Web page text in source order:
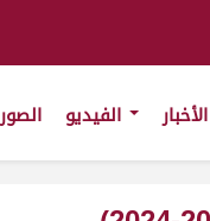
الأخبار الصور